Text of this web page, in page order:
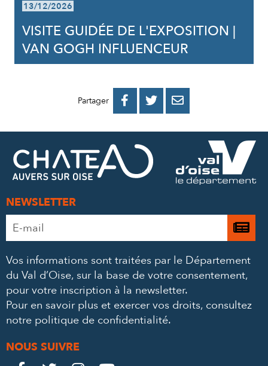
13/12/2026
VISITE GUIDÉE DE L'EXPOSITION |
VAN GOGH INFLUENCEUR
Partager 
PARTAGER
FACEBOOK
PARTAGER
PARTAGER
MAIL
NEWSLETTER
Adresse
e-
*
Je
à
Vos informations sont traitées par le Département
du Val d’Oise, sur la base de votre consentement,
pour votre inscription à la newsletter.
Pour en savoir plus et exercer vos droits, consultez
notre politique de confidentialité.
NOUS SUIVRE